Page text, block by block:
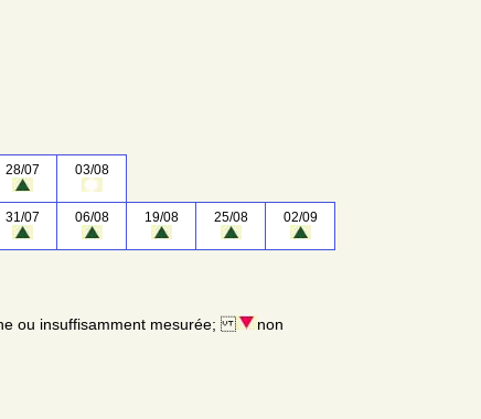
28/07 03/08
31/07 06/08 19/08 25/08 02/09
ou insuffisamment mesurée;
non